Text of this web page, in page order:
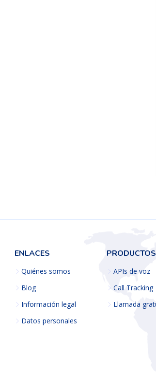
ENLACES
Quiénes somos
Blog
Información legal
Datos personales
PRODUCTOS
APIs de voz
Call Tracking
Llamada